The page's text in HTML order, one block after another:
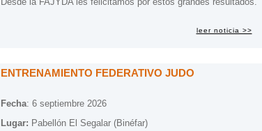
leer noticia >>
ENTRENAMIENTO FEDERATIVO JUDO
Fecha: 6 septiembre 2026
Lugar: Pabellón El Segalar (Binéfar)